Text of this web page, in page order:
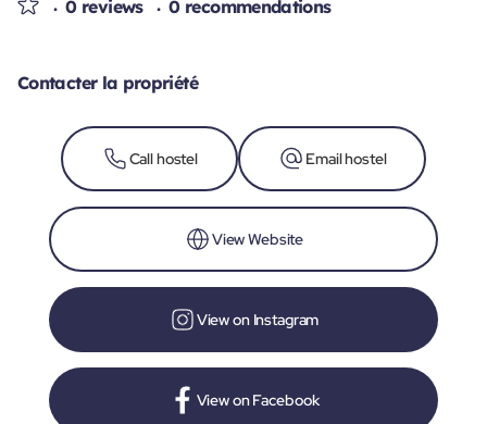
0 reviews 0 recommendations
Contacter la propriété
Call hostel Email hostel
View Website
View on Instagram
View on Facebook